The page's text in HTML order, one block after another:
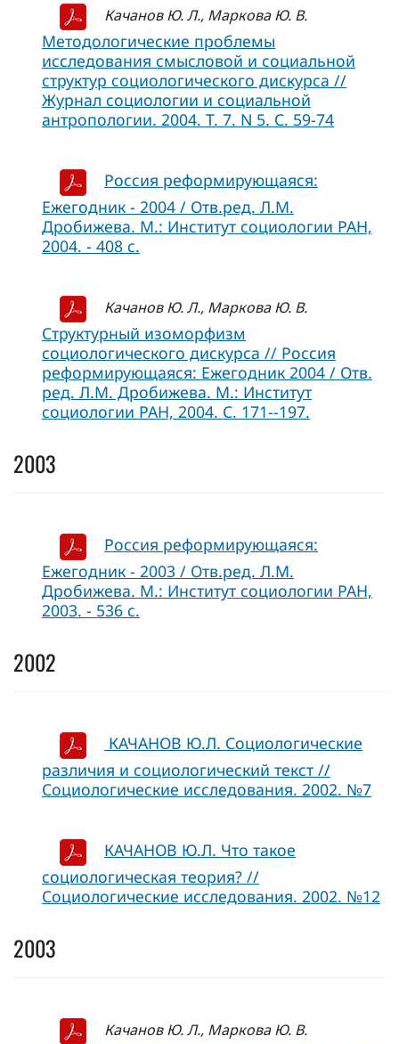
Качанов Ю. Л., Маркова Ю. В.
Методологические проблемы
исследования смысловой и социальной
структур социологического дискурса //
Журнал социологии и социальной
антропологии. 2004. Т. 7. N 5. С. 59-74
Россия реформирующаяся:
Ежегодник - 2004 / Отв.ред. Л.М.
Дробижева. М.: Институт социологии РАН,
2004. - 408 с.
Качанов Ю. Л., Маркова Ю. В.
Структурный изоморфизм
социологического дискурса // Россия
реформирующаяся: Ежегодник 2004 / Отв.
ред. Л.М. Дробижева. М.: Институт
социологии РАН, 2004. С. 171--197.
2003
Россия реформирующаяся:
Ежегодник - 2003 / Отв.ред. Л.М.
Дробижева. М.: Институт социологии РАН,
2003. - 536 с.
2002
КАЧАНОВ Ю.Л. Социологические
различия и социологический текст //
Социологические исследования. 2002. №7
КАЧАНОВ Ю.Л. Что такое
социологическая теория? //
Социологические исследования. 2002. №12
2003
Качанов Ю. Л., Маркова Ю. В.